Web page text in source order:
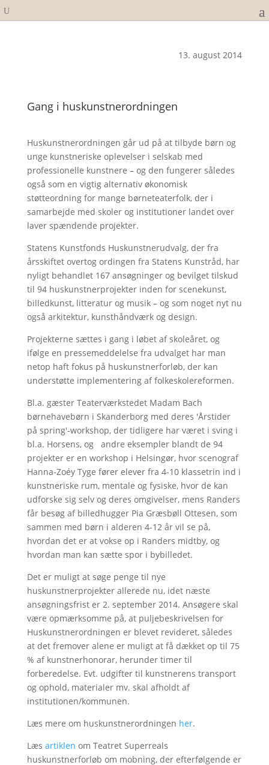
13. august 2014
Gang i huskunstnerordningen
Huskunstnerordningen går ud på at tilbyde børn og
unge kunstneriske oplevelser i selskab med
professionelle kunstnere – og den fungerer således
også som en vigtig alternativ økonomisk
støtteordning for mange børneteaterfolk, der i
samarbejde med skoler og institutioner landet over
laver spændende projekter.
Statens Kunstfonds Huskunstnerudvalg, der fra
årsskiftet overtog ordingen fra Statens Kunstråd, har
nyligt behandlet 167 ansøgninger og bevilget tilskud
til 94 huskunstnerprojekter inden for scenekunst,
billedkunst, litteratur og musik – og som noget nyt nu
også arkitektur, kunsthåndværk og design.
Projekterne sættes i gang i løbet af skoleåret, og
ifølge en pressemeddelelse fra udvalget har man
netop haft fokus på huskunstnerforløb, der kan
understøtte implementering af folkeskolereformen.
Bl.a. gæster Teaterværkstedet Madam Bach
børnehavebørn i Skanderborg med deres 'Årstider
på spring'-workshop, der tidligere har været i sving i
bl.a. Horsens, og andre eksempler blandt de 94
projekter er en workshop i Helsingør, hvor scenograf
Hanna-Zoéy Tyge fører elever fra 4-10 klassetrin ind i
kunstneriske rum, mentale og fysiske, hvor de kan
udforske sig selv og deres omgivelser, mens Randers
får besøg af billedhugger Pia Græsbøll Ottesen, som
sammen med børn i alderen 4-12 år vil se på,
hvordan det er at vokse op i Randers midtby, og
hvordan man kan sætte spor i bybilledet.
Det er muligt at søge penge til nye
huskunstnerprojekter allerede nu, idet næste
ansøgningsfrist er 2. september 2014. Ansøgere skal
være opmærksomme på, at puljebeskrivelsen for
Huskunstnerordningen er blevet revideret, således
at det fremover alene er muligt at få dækket op til 75
% af kunstnerhonorar, herunder timer til
forberedelse. Evt. udgifter til kunstnerens transport
og ophold, materialer mv. skal afholdt af
institutionen/kommunen.
Læs mere om huskunstnerordningen her.
Læs artiklen om Teatret Superreals
huskunstnerforløb om mobning, der efterfølgende er